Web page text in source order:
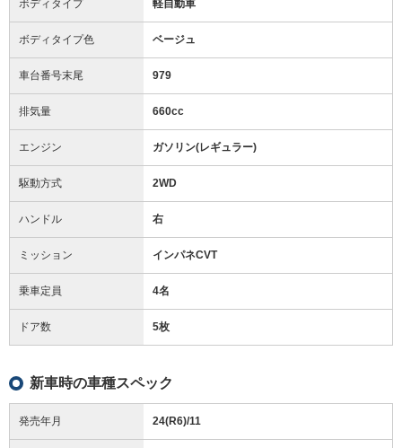
ボディタイプ 軽自動車
ボディタイプ色 ベージュ
車台番号末尾 979
排気量 660cc
エンジン ガソリン(レギュラー)
駆動方式 2WD
ハンドル 右
ミッション インパネCVT
乗車定員 4名
ドア数 5枚
新車時の車種スペック
発売年月 24(R6)/11